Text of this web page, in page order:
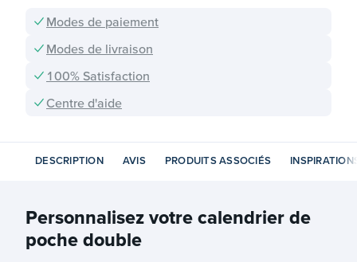
DESCRIPTION AVIS PRODUITS ASSOCIÉS
Modes de paiement
Modes de livraison
100% Satisfaction
Centre d'aide
Personnalisez votre calendrier de
poche double